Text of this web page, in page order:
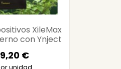
XileMax
con Ynject
€